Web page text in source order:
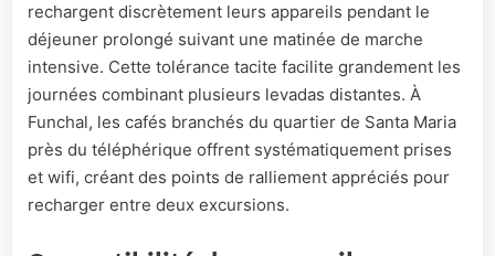
rechargent discrètement leurs appareils pendant le
déjeuner prolongé suivant une matinée de marche
intensive. Cette tolérance tacite facilite grandement les
journées combinant plusieurs levadas distantes. À
Funchal, les cafés branchés du quartier de Santa Maria
près du téléphérique offrent systématiquement prises
et wifi, créant des points de ralliement appréciés pour
recharger entre deux excursions.